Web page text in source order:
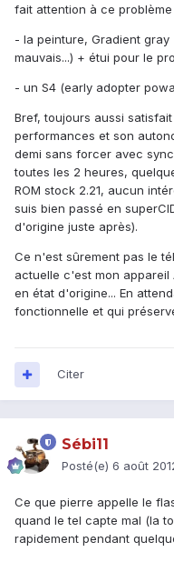
fait attention à ce
- la peinture, Gradient
mauvais...) + étui pour le
- un S4 (early adopter
Bref, toujours aussi
performances et son
demi sans forcer avec
toutes les 2 heures,
ROM stock 2.21, aucun
suis bien passé en
d'origine juste après).
Ce n'est sûrement pas le
actuelle c'est mon appareil
en état d'origine... En
fonctionnelle et qui
Citer
Sébi11
Posté(e) 6 août
Ce que pierre appelle le
quand le tel capte mal (la
rapidement pendant